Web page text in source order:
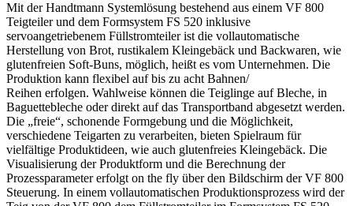
Mit der Handtmann Systemlösung bestehend aus einem VF 800
Teigteiler und dem Formsystem FS 520 inklusive
servoangetriebenem Füllstromteiler ist die vollautomatische
Herstellung von Brot, rustikalem Kleingebäck und Backwaren, wie
glutenfreien Soft-Buns, möglich, heißt es vom Unternehmen. Die
Produktion kann flexibel auf bis zu acht Bahnen/
Reihen erfolgen. Wahlweise können die Teiglinge auf Bleche, in
Baguettebleche oder direkt auf das Transportband abgesetzt werden.
Die „freie“, schonende Formgebung und die Möglichkeit,
verschiedene Teigarten zu verarbeiten, bieten Spielraum für
vielfältige Produktideen, wie auch glutenfreies Kleingebäck. Die
Visualisierung der Produktform und die Berechnung der
Prozessparameter erfolgt on the fly über den Bildschirm der VF 800
Steuerung. In einem vollautomatischen Produktionsprozess wird der